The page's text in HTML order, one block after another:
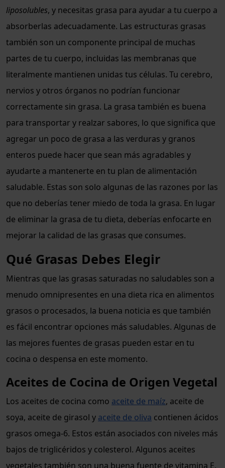
liposolubles, y necesitas grasa para ayudar a tu cuerpo a
absorberlas adecuadamente. Las estructuras grasas
también son un componente principal de muchas
partes de tu cuerpo, incluidas las membranas que
literalmente mantienen unidas tus células. Tu cerebro,
nervios y otros órganos no podrían funcionar
correctamente sin grasa. La grasa también es buena
para transportar y realzar sabores, lo que significa que
agregar un poco de grasa a las verduras y granos
enteros puede hacer que sean más agradables y
ayudarte a mantenerte en tu plan de alimentación
saludable. Estas son solo algunas de las razones por las
que no deberías tener miedo de toda la grasa. En lugar
de eliminar la grasa de tu dieta, deberías enfocarte en
mejorar la calidad de las grasas que consumes.
Qué Grasas Debes Elegir
Mientras que las grasas saturadas no saludables son a
menudo omnipresentes en una dieta rica en alimentos
grasos o procesados, la buena noticia es que también
es fácil encontrar opciones más saludables. Algunas de
las mejores fuentes de grasas pueden estar en tu
cocina o despensa en este momento.
Aceites de Cocina de Origen Vegetal
Los aceites de cocina como aceite de maíz, aceite de
soya, aceite de girasol y aceite de oliva contienen ácidos
grasos omega-6. Estos están asociados con niveles más
bajos de triglicéridos y colesterol. Algunos aceites
vegetales también son una buena fuente de vitamina E,